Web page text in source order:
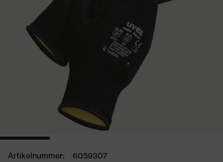
Artikelnummer:
6059307